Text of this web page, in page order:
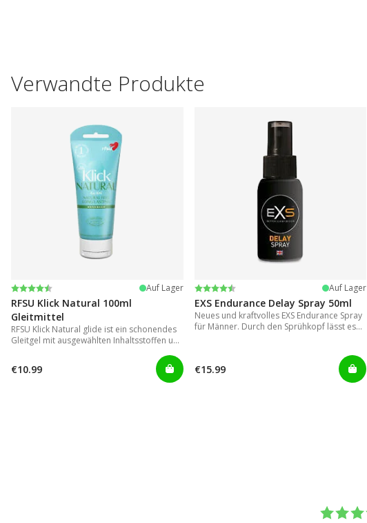
Verwandte Produkte
Bewertung:
4.4 von 5 Sternen Auf Lager
RFSU Klick Natural 100ml
Gleitmittel
RFSU Klick Natural glide ist ein schonendes
Gleitgel mit ausgewählten Inhaltsstoffen um
€10.99
Bewertung:
4.2 von 5 Sternen Auf Lager
EXS Endurance Delay Spray 50ml
Neues und kraftvolles EXS Endurance Spray
für Männer. Durch den Sprühkopf lässt es
herkömmmlichen Gelen in Vergessenheit
gerät.
€15.99